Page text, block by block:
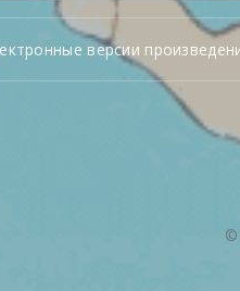
версии
©